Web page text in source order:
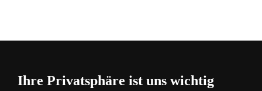
Ihre Privatsphäre ist uns wichtig